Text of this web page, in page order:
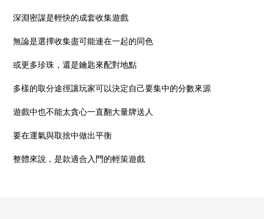
深淵密謀是輕快的成套收集遊戲
無論是選擇收集盡可能連在一起的同色
或更多珍珠，還是鑰匙來配對地點
多樣的取分途徑讓玩家可以決定自己要集中的分數來源
遊戲中也不能太貪心一直翻大量牌送人
要在運氣與取捨中做出平衡
整體來說，是款適合入門的輕策遊戲